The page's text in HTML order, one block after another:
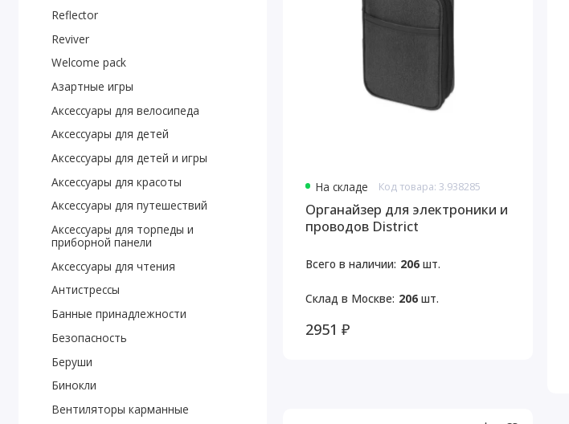
Reflector
Reviver
Welcome pack
Азартные игры
Аксессуары для велосипеда
Аксессуары для детей
Аксессуары для детей и игры
Аксессуары для красоты
Аксессуары для путешествий
Аксессуары для торпеды и
приборной панели
Аксессуары для чтения
Антистрессы
Банные принадлежности
Безопасность
Беруши
Бинокли
Вентиляторы карманные
На складе Код товара: 3.938285
Органайзер для электроники и
проводов District
Всего в наличии: 206шт.
Склад в Москве: 206шт.
2951 ₽